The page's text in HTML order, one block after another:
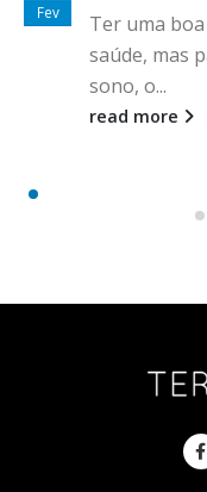
Fev
Ter uma
saúde, mas
sono, o...
read more